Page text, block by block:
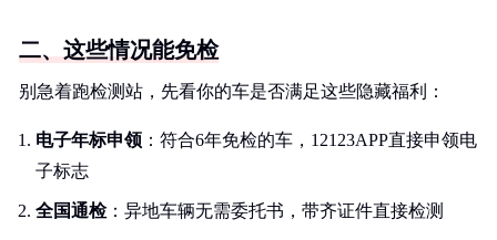
二、这些情况能免检
别急着跑检测站，先看你的车是否满足这些隐藏福利：
电子年标申领 ：符合6年免检的车，12123APP直接申领电
子标志
全国通检：异地车辆无需委托书，带齐证件直接检测